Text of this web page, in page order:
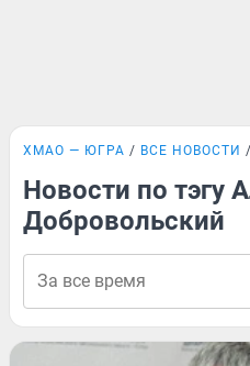
ХМАО — ЮГРА ВСЕ НОВОСТИ
Новости по тэгу
Добровольский